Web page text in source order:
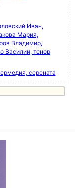
Иван,
Мария,
Владимир,
Василий, тенор
серената